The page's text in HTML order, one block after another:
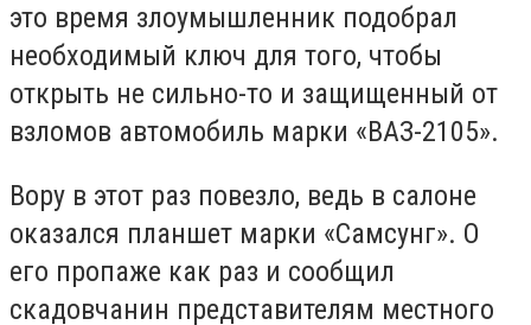
это время злоумышленник подобрал
необходимый ключ для того, чтобы
открыть не сильно-то и защищенный от
взломов автомобиль марки «ВАЗ-2105».
Вору в этот раз повезло, ведь в салоне
оказался планшет марки «Самсунг». О
его пропаже как раз и сообщил
скадовчанин представителям местного